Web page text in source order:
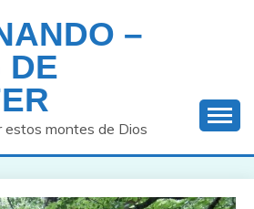
–
DE
estos montes de Dios